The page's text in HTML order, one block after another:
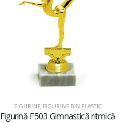
FIGURINE, FIGURINE DIN PLASTIC
Figurină F503 Gimnastică ritmică